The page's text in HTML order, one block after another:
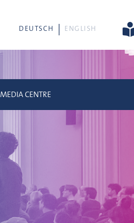
DEUTSCH ENGLISH
MEDIA CENTRE